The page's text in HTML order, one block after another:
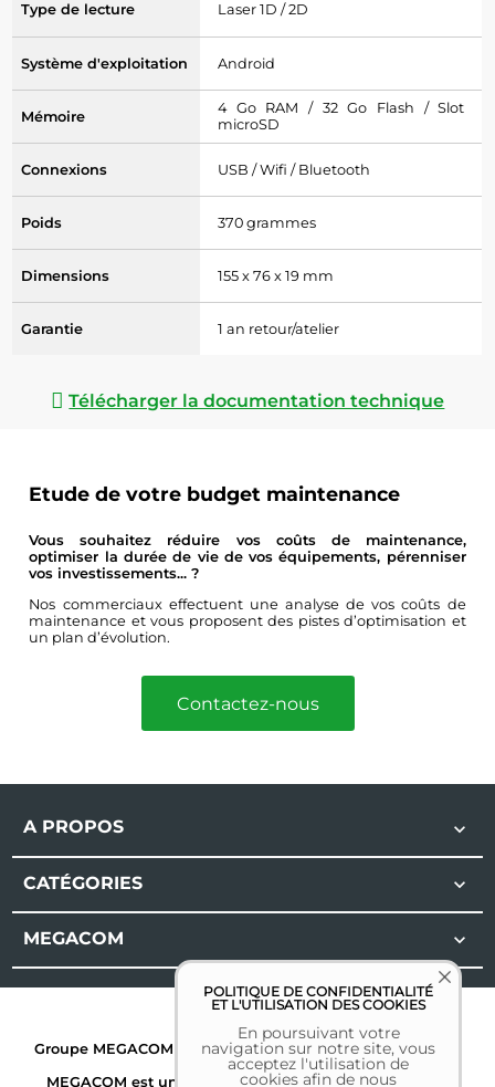
Type de lecture Laser 1D / 2D
Système d'exploitation Android
Mémoire
4 Go RAM / 32 Go Flash / Slot
microSD
Connexions USB / Wifi / Bluetooth
Poids 370 grammes
Dimensions 155 x 76 x 19 mm
Garantie 1 an retour/atelier
Télécharger la documentation technique
Etude de votre budget maintenance
Vous souhaitez réduire vos coûts de maintenance,
optimiser la durée de vie de vos équipements, pérenniser
vos investissements... ?
Nos commerciaux effectuent une analyse de vos coûts de
maintenance et vous proposent des pistes d’optimisation et
un plan d’évolution.
Contactez-nous
A PROPOS 
CATÉGORIES 
MEGACOM 
POLITIQUE DE CONFIDENTIALITÉ
ET L'UTILISATION DES COOKIES
En poursuivant votre
navigation sur notre site, vous
acceptez l'utilisation de
cookies afin de nous
Groupe MEGACOM | Tous droits réservés | 2026 |Mentions
légales
MEGACOM est une marque déposée. Toutes les autres